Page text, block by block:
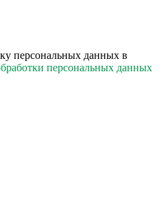
персональных данных в
персональных данных